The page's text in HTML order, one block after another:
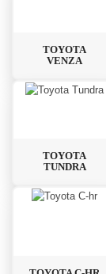
TOYOTA
VENZA
TOYOTA
TUNDRA